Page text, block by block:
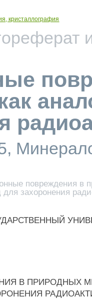
кристаллография
повреждения в
захоронения
В ПРИРОДНЫХ